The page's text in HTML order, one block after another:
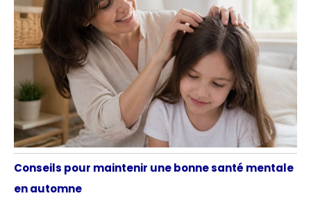
Conseils pour maintenir une bonne santé mentale
en automne